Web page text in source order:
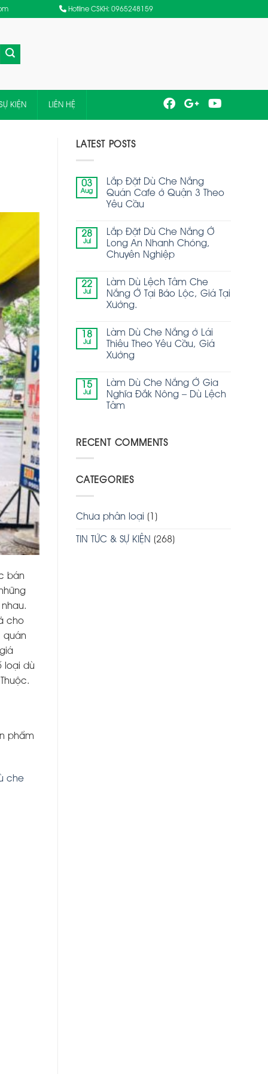
Hotline CSKH: 0965248159
KIỆN LIÊN HỆ
bán
cho
quán
loại dù
phẩm
che
LATEST POSTS
03
Aug
Lắp Đặt Dù Che Nắng
Quán Cafe ở Quận 3 Theo
Yêu Cầu
28
Jul
Lắp Đặt Dù Che Nắng Ở
Long An Nhanh Chóng,
Chuyên Nghiệp
22
Jul
Làm Dù Lệch Tâm Che
Nắng Ở Tại Bảo Lộc, Giá Tại
Xưởng.
18
Jul
Làm Dù Che Nắng ở Lái
Thiêu Theo Yêu Cầu, Giá
Xưởng
15
Jul
Làm Dù Che Nắng Ở Gia
Nghĩa Đắk Nông – Dù Lệch
Tâm
RECENT COMMENTS
CATEGORIES
Chưa phân loại (1)
TIN TỨC & SỰ KIỆN (268)